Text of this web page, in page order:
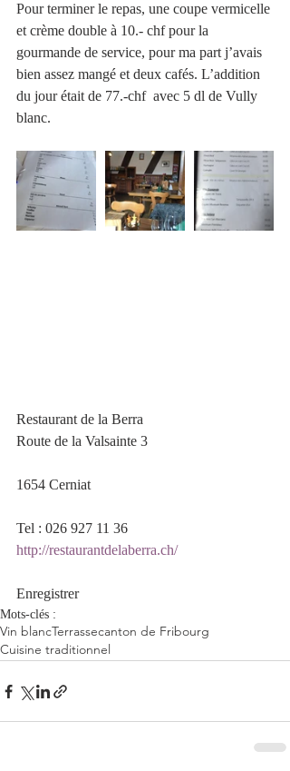
Pour terminer le repas, une coupe vermicelle
et crème double à 10.- chf pour la
gourmande de service, pour ma part j’avais
bien assez mangé et deux cafés. L’addition
du jour était de 77.-chf  avec 5 dl de Vully
blanc.
Restaurant de la Berra
Route de la Valsainte 3
1654 Cerniat
Tel : 026 927 11 36
http://restaurantdelaberra.ch/
Enregistrer
Mots-clés :
Vin blancTerrassecanton de Fribourg
Cuisine traditionnel